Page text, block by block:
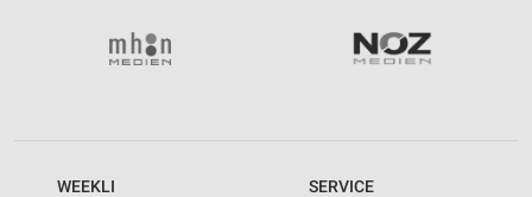
WEEKLI SERVICE